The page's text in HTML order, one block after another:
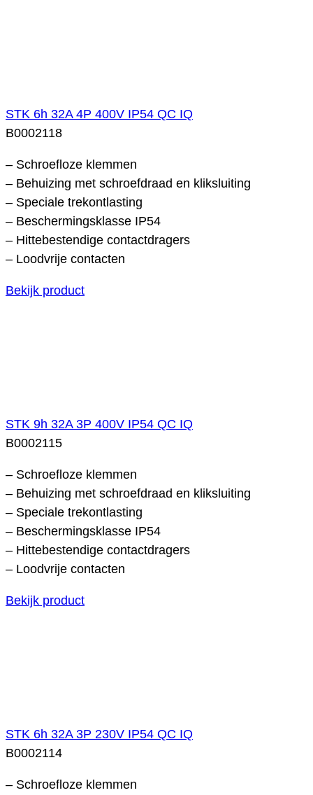
STK 6h 32A 4P 400V IP54 QC IQ
B0002118
– Schroefloze klemmen
– Behuizing met schroefdraad en kliksluiting
– Speciale trekontlasting
– Beschermingsklasse IP54
– Hittebestendige contactdragers
– Loodvrije contacten
Bekijk product
STK 9h 32A 3P 400V IP54 QC IQ
B0002115
– Schroefloze klemmen
– Behuizing met schroefdraad en kliksluiting
– Speciale trekontlasting
– Beschermingsklasse IP54
– Hittebestendige contactdragers
– Loodvrije contacten
Bekijk product
STK 6h 32A 3P 230V IP54 QC IQ
B0002114
– Schroefloze klemmen